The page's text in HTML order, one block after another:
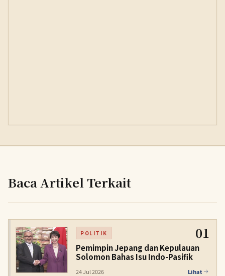
Baca Artikel Terkait
POLITIK 01
Pemimpin Jepang dan Kepulauan
Solomon Bahas Isu Indo-Pasifik
24 Jul 2026 Lihat